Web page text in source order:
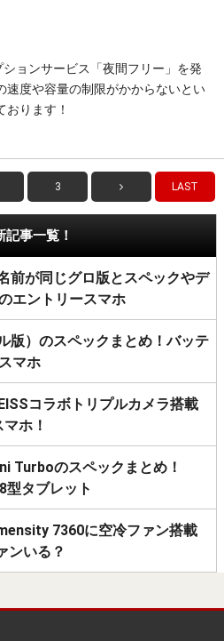
ョンサービス「夜間フリー」を発
速度や容量の制限がかからないとい
おります！
3 LAST
記事一覧！
前が同じグロ版とスペックやデ
エントリースマホ
版）のスペックまとめ！バッテ
マホ
コラボトリプルカメラ搭載
ホ！
Turboのスペックまとめ！
型タブレット
7360に空冷ファン搭載
ンいる？